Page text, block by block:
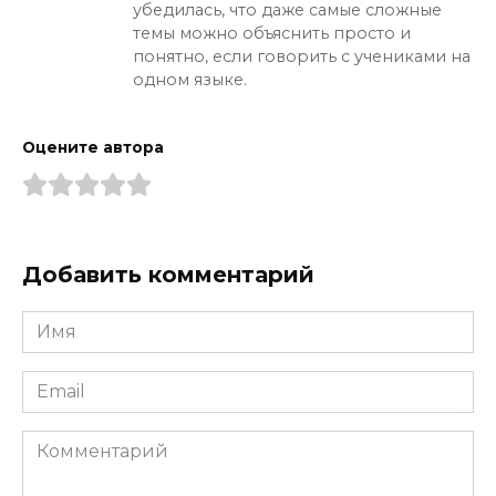
убедилась, что даже самые сложные
темы можно объяснить просто и
понятно, если говорить с учениками на
одном языке.
Оцените автора
Добавить комментарий
Имя
*
Email
*
Комментарий